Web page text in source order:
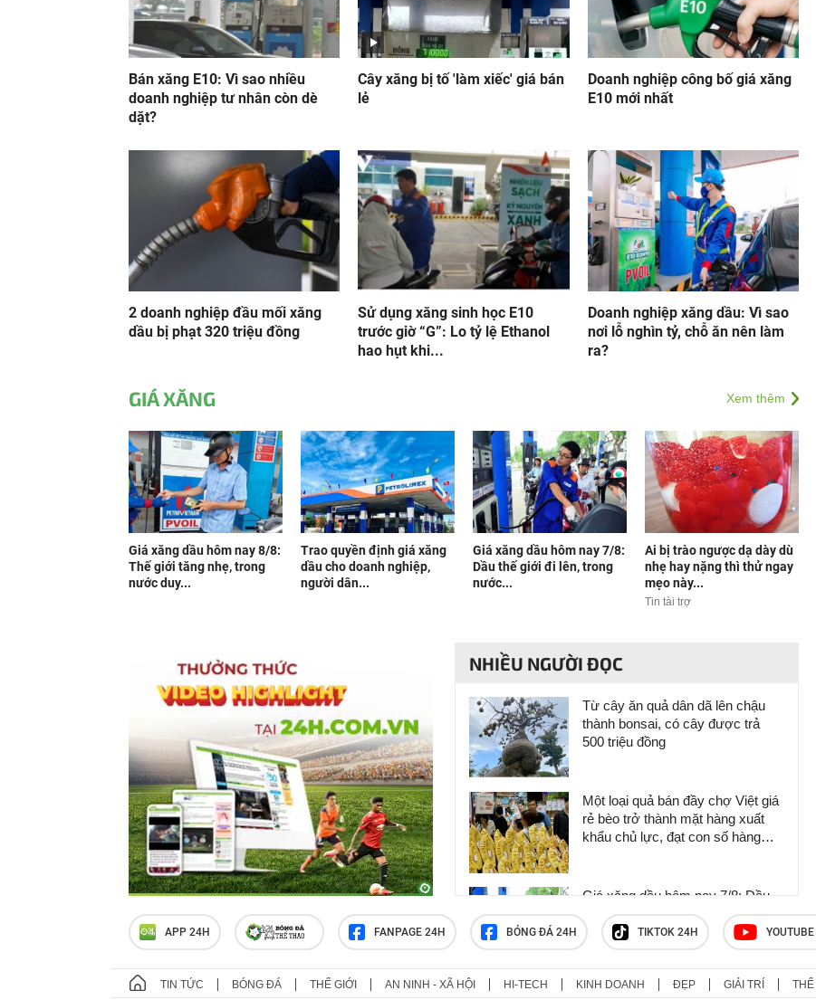
Bán xăng E10: Vì sao nhiều
doanh nghiệp tư nhân còn dè
dặt?
Cây xăng bị tố 'làm xiếc' giá bán
lẻ
Doanh nghiệp công bố giá xăng
E10 mới nhất
2 doanh nghiệp đầu mối xăng
dầu bị phạt 320 triệu đồng
Sử dụng xăng sinh học E10
trước giờ “G”: Lo tỷ lệ Ethanol
hao hụt khi...
Doanh nghiệp xăng dầu: Vì sao
nơi lỗ nghìn tỷ, chỗ ăn nên làm
ra?
GIÁ XĂNG Xem thêm
Giá xăng dầu hôm nay 8/8:
Thế giới tăng nhẹ, trong
nước duy...
Trao quyền định giá xăng
dầu cho doanh nghiệp,
người dân...
Giá xăng dầu hôm nay 7/8:
Dầu thế giới đi lên, trong
nước...
Ai bị trào ngược dạ dày dù
nhẹ hay nặng thì thử ngay
mẹo này...
Tin tài trợ
NHIỀU NGƯỜI ĐỌC
Từ cây ăn quả dân dã lên chậu
thành bonsai, có cây được trả
500 triệu đồng
Một loại quả bán đầy chợ Việt giá
rẻ bèo trở thành mặt hàng xuất
khẩu chủ lực, đạt con số hàng
Giá xăng dầu hôm nay 7/8: Dầu
thế giới đi lên, trong nước đồng
loạt giảm
Livestream bán dừa bonsai giá từ
APP 24H FANPAGE 24H BÓNG ĐÁ 24H TIKTOK 24H
TIN TỨC BÓNG ĐÁ THẾ GIỚI AN NINH - XÃ HỘI HI-TECH KINH DOANH ĐẸP GIẢI TRÍ